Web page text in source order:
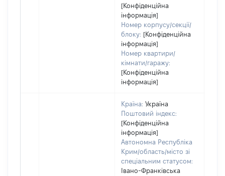
[Конфіденційна
інформація]
Номер корпусу/секції/
блоку: [Конфіденційна
інформація]
Номер квартири/
кімнати/гаражу:
[Конфіденційна
інформація]
Країна: Україна
Поштовий індекс:
[Конфіденційна
інформація]
Автономна Республіка
Крим/область/місто зі
спеціальним статусом:
Івано-Франківська